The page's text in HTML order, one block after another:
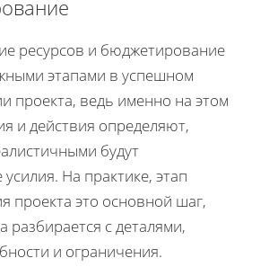
ресурсов и бюджетирование
этапами в успешном
проекта, ведь именно на этом
и действия определяют,
будут
На практике, этап
проекта это основной шаг,
разбирается с деталями,
и ограничения.